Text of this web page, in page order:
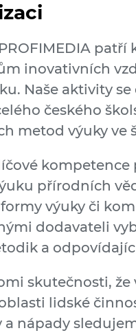
inovativních
Naše aktivity
českého
metod výuky ve
přírodních
výuky či
dodavateli
a
skutečnosti,
lidské
a nápady